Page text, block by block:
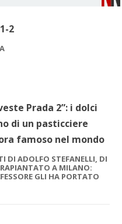
2
Prada 2”: i dolci
di un pasticciere
famoso nel mondo
DI ADOLFO STEFANELLI, DI
A MILANO:
GLI HA PORTATO